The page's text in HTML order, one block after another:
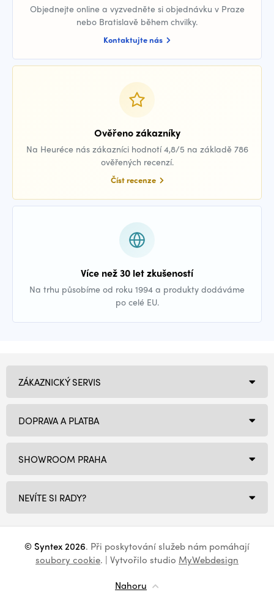
Objednejte online a vyzvedněte si objednávku v Praze
nebo Bratislavě během chvilky.
Kontaktujte nás
Ověřeno zákazníky
Na Heuréce nás zákazníci hodnotí 4,8/5 na základě 786
ověřených recenzí.
Číst recenze
Více než 30 let zkušeností
Na trhu působíme od roku 1994 a produkty dodáváme
po celé EU.
SHOWROOM PRAHA
NEVÍTE SI RADY?
ZÁKAZNICKÝ SERVIS
DOPRAVA A PLATBA
© Syntex 2026. Při poskytování služeb nám pomáhají
soubory cookie. | Vytvořilo studio MyWebdesign
Nahoru